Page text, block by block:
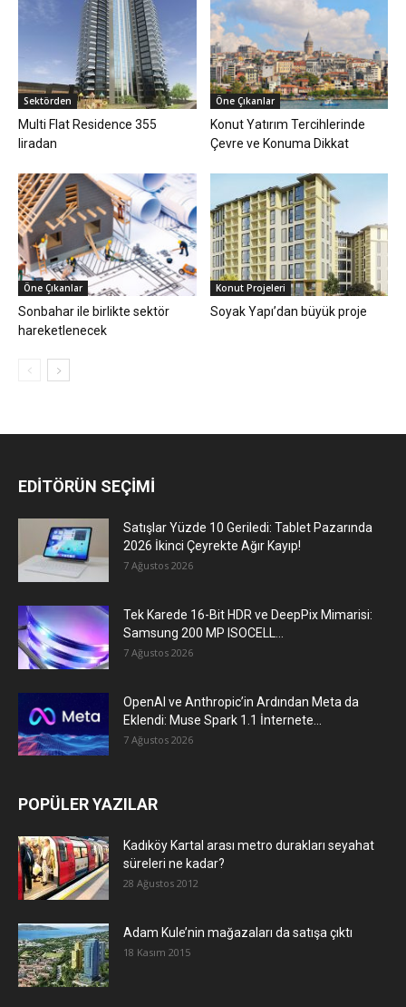
Sektörden
Multi Flat Residence 355
liradan
Öne Çıkanlar
Konut Yatırım Tercihlerinde
Çevre ve Konuma Dikkat
Öne Çıkanlar
Sonbahar ile birlikte sektör
hareketlenecek
Konut Projeleri
Soyak Yapı’dan büyük proje
EDİTÖRÜN SEÇİMİ
Satışlar Yüzde 10 Geriledi: Tablet Pazarında
2026 İkinci Çeyrekte Ağır Kayıp!
7 Ağustos 2026
Tek Karede 16-Bit HDR ve DeepPix Mimarisi:
Samsung 200 MP ISOCELL...
7 Ağustos 2026
OpenAI ve Anthropic’in Ardından Meta da
Eklendi: Muse Spark 1.1 İnternete...
7 Ağustos 2026
POPÜLER YAZILAR
Kadıköy Kartal arası metro durakları seyahat
süreleri ne kadar?
28 Ağustos 2012
Adam Kule’nin mağazaları da satışa çıktı
18 Kasım 2015